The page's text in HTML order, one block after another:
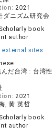
2021
ダニズム研究会
Scholarly book
author
external sites
んだ台湾 : 台湾
2021
, 黄 英哲
Scholarly book
author